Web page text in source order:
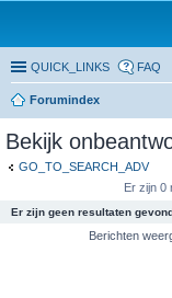
QUICK_LINKS FAQ
Forumindex
Bekijk
GO_TO_SEARCH_ADV
Er zijn 0
Er zijn geen resultaten
Berichten